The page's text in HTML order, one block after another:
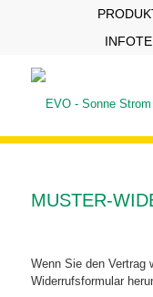
MUSTER-
Wenn Sie den Vertrag
Widerrufsformular